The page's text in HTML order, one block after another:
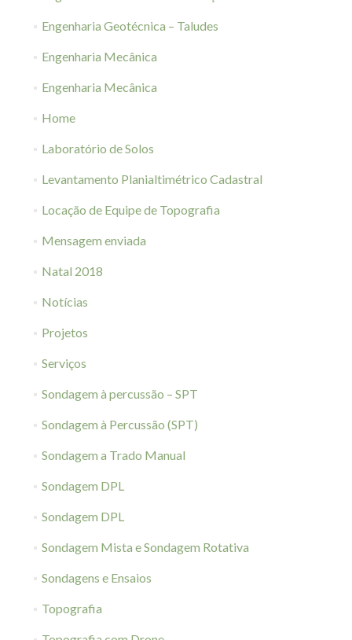
Engenharia Geotécnica – Taludes
Engenharia Mecânica
Engenharia Mecânica
Home
Laboratório de Solos
Levantamento Planialtimétrico Cadastral
Locação de Equipe de Topografia
Mensagem enviada
Natal 2018
Notícias
Projetos
Serviços
Sondagem à percussão – SPT
Sondagem à Percussão (SPT)
Sondagem a Trado Manual
Sondagem DPL
Sondagem DPL
Sondagem Mista e Sondagem Rotativa
Sondagens e Ensaios
Topografia